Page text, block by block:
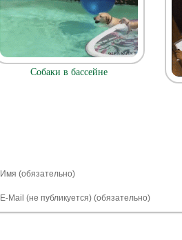
Собаки в бассейне
Имя (обязательно)
E-Mail (не публикуется) (обязательно)